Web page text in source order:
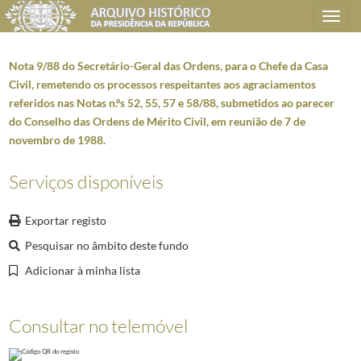
Toggle
navigation
Plano de classificação
AGAdministração Geral 1911/2006-03-08
5459Notas e Pareceres - Secretário-Geral das Ordens
001Parecer n.º 1/88 - (Assunto: Nota n.º 1/88 do Chefe da Casa Civil)
(...)
007 Nota - Assunto: Atribuição anual de condecorações a individualidades
Nota 9/88 do Secretário-Geral das Ordens, para o Chefe da Casa
Civil, remetendo os processos respeitantes aos agraciamentos
referidos nas Notas n.ºs 52, 55, 57 e 58/88, submetidos ao parecer
do Conselho das Ordens de Mérito Civil, em reunião de 7 de
novembro de 1988.
Serviços disponíveis
Exportar registo
Pesquisar no âmbito deste fundo
Adicionar à minha lista
Consultar no telemóvel